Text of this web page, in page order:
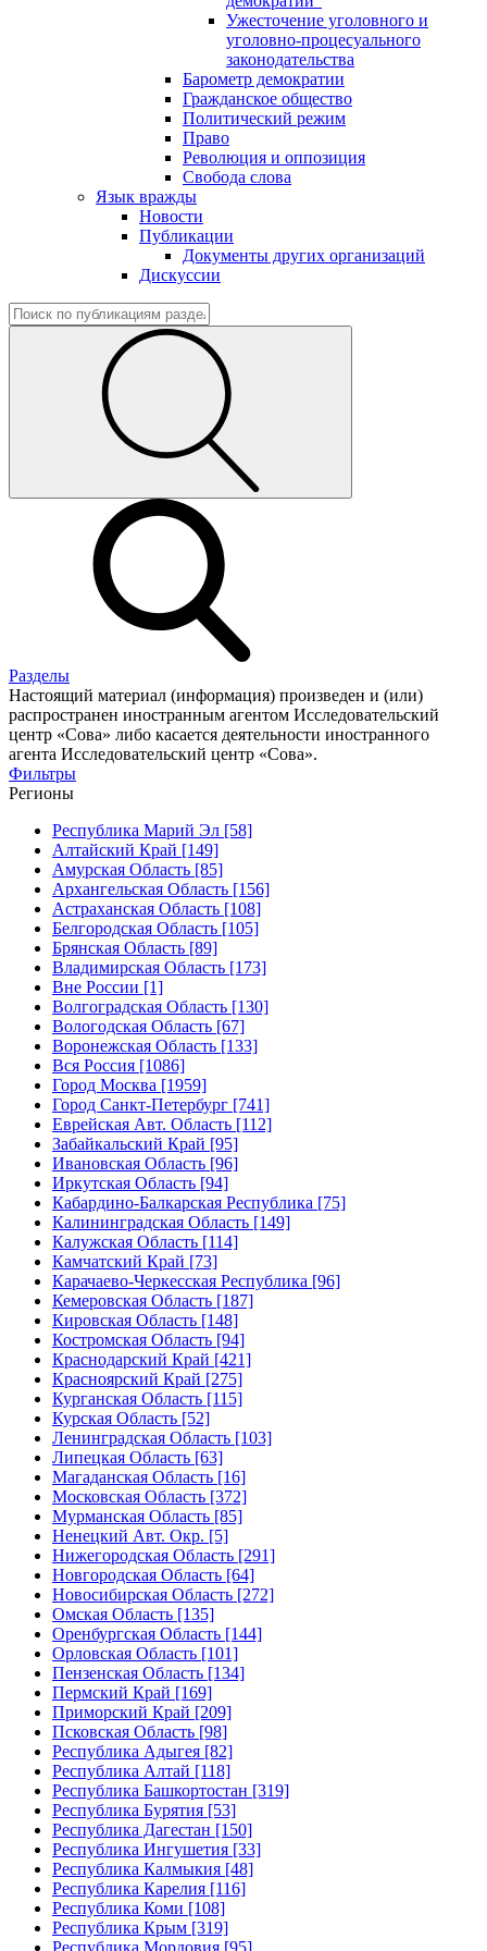
Ужесточение уголовного и
уголовно-процесуального
законодательства
Барометр демократии
Гражданское общество
Политический режим
Право
Революция и оппозиция
Свобода слова
Язык вражды
Новости
Публикации
Документы других организаций
Дискуссии
Разделы
Настоящий материал (информация) произведен и (или)
распространен иностранным агентом Исследовательский
центр «Сова» либо касается деятельности иностранного
агента Исследовательский центр «Сова».
Фильтры
Регионы
Республика Марий Эл [58]
Алтайский Край [149]
Амурская Область [85]
Архангельская Область [156]
Астраханская Область [108]
Белгородская Область [105]
Брянская Область [89]
Владимирская Область [173]
Вне России [1]
Волгоградская Область [130]
Вологодская Область [67]
Воронежская Область [133]
Вся Россия [1086]
Город Москва [1959]
Город Санкт-Петербург [741]
Еврейская Авт. Область [112]
Забайкальский Край [95]
Ивановская Область [96]
Иркутская Область [94]
Кабардино-Балкарская Республика [75]
Калининградская Область [149]
Калужская Область [114]
Камчатский Край [73]
Карачаево-Черкесская Республика [96]
Кемеровская Область [187]
Кировская Область [148]
Костромская Область [94]
Краснодарский Край [421]
Красноярский Край [275]
Курганская Область [115]
Курская Область [52]
Ленинградская Область [103]
Липецкая Область [63]
Магаданская Область [16]
Московская Область [372]
Мурманская Область [85]
Ненецкий Авт. Окр. [5]
Нижегородская Область [291]
Новгородская Область [64]
Новосибирская Область [272]
Омская Область [135]
Оренбургская Область [144]
Орловская Область [101]
Пензенская Область [134]
Пермский Край [169]
Приморский Край [209]
Псковская Область [98]
Республика Адыгея [82]
Республика Алтай [118]
Республика Башкортостан [319]
Республика Бурятия [53]
Республика Дагестан [150]
Республика Ингушетия [33]
Республика Калмыкия [48]
Республика Карелия [116]
Республика Коми [108]
Республика Крым [319]
Республика Мордовия [95]